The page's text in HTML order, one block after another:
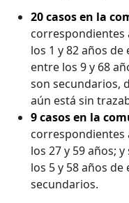
20 casos en la
correspondientes
los 1 y 82 años
entre los 9 y 68
son secundarios,
aún está sin
9 casos en la
correspondientes
los 27 y 59 años;
los 5 y 58 años de
secundarios.